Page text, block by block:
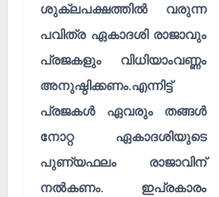
ശുക്ലപക്ഷത്തിൽ വരുന്ന
പവിത്ര ഏകാദശി രാജാവും
പ്രജകളും വിധിയാംവണ്ണം
അനുഷ്ഠിക്കണം.എന്നിട്ട്
പ്രജകൾ ഏവരും തങ്ങൾ
നോറ്റ ഏകാദശിയുടെ
പുണ്യഫലം രാജാവിന്
നൽകണം. ഇപ്രകാരം